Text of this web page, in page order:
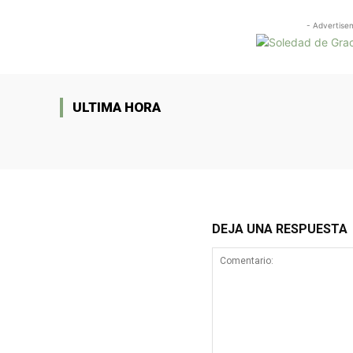
-
ULTIMA HORA
DEJA UNA RESPUESTA